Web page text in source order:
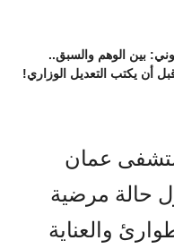
بين الوهم والسبق..
أن يكتب التعديل الوزاري!
عمان
حالة مرضية
والعناية